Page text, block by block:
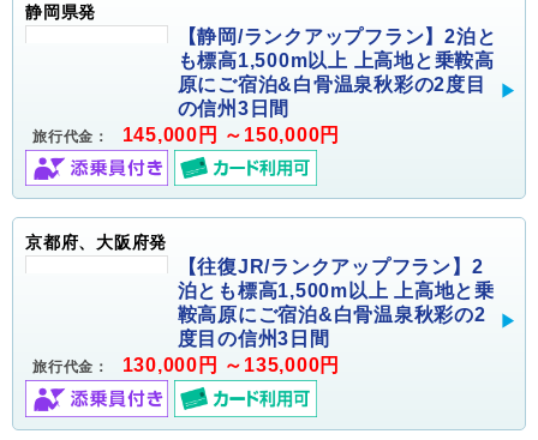
静岡県発
【静岡/ランクアップフラン】2泊と
も標高1,500m以上 上高地と乗鞍高
原にご宿泊&白骨温泉秋彩の2度目
の信州3日間
旅行代金： 145,000円 ～150,000円
京都府、大阪府発
【往復JR/ランクアップフラン】2
泊とも標高1,500m以上 上高地と乗
鞍高原にご宿泊&白骨温泉秋彩の2
度目の信州3日間
旅行代金： 130,000円 ～135,000円